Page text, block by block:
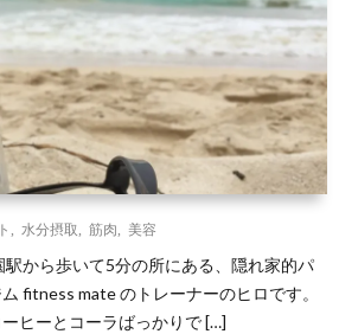
介
ソ
ナ
ル
ト
レ
ン
ラ
イ
ン
サ
特
定
商
取
引
プ
ラ
イ
バ
水分摂取 筋肉 美容
から歩いて5分の所にある、隠れ家的パ
fitness mate のトレーナーのヒロです。
ヒーとコーラばっかりで […]